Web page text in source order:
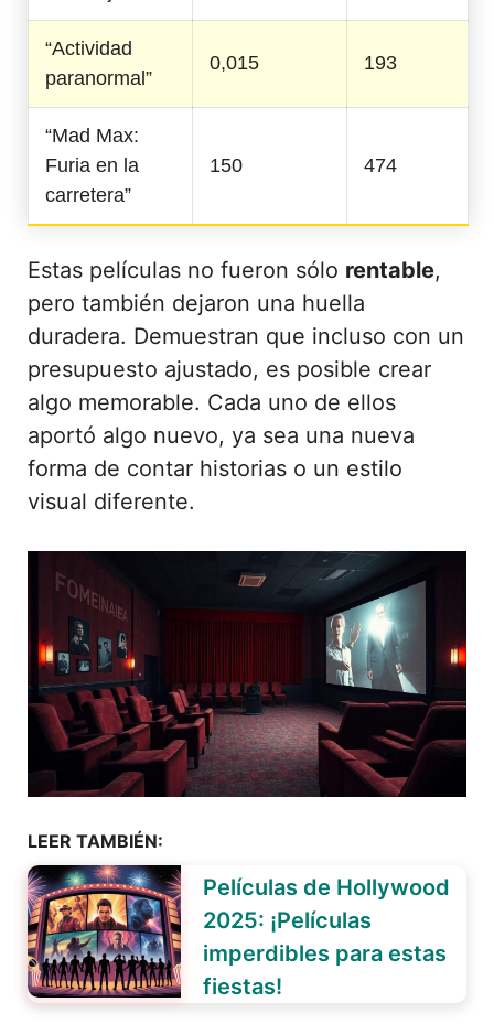
“Actividad
paranormal”
0,015 193
“Mad Max:
Furia en la
carretera”
150 474
Estas películas no fueron sólo rentable,
pero también dejaron una huella
duradera. Demuestran que incluso con un
presupuesto ajustado, es posible crear
algo memorable. Cada uno de ellos
aportó algo nuevo, ya sea una nueva
forma de contar historias o un estilo
visual diferente.
LEER TAMBIÉN:
Películas de Hollywood
2025: ¡Películas
imperdibles para estas
fiestas!